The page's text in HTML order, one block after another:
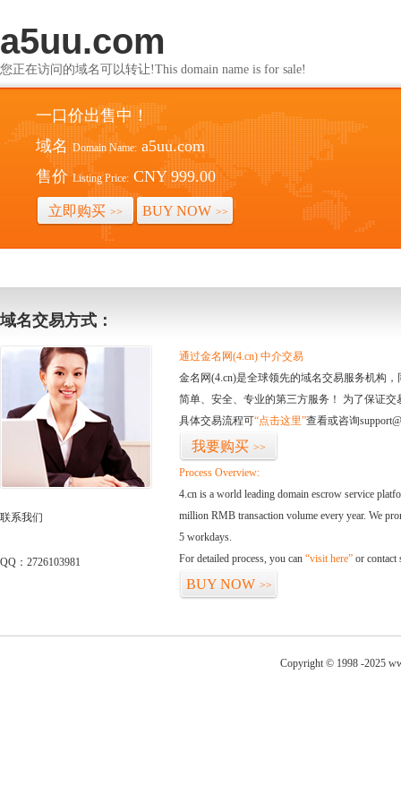
a5uu.com
您正在访问的域名可以转让!This domain name is for sale!
一口价出售中！
域名 Domain Name: a5uu.com
售价 Listing Price: CNY 999.00
立即购买 >> BUY NOW >>
域名交易方式：
联系我们
QQ：2726103981
通过金名网(4.cn) 中介交易
金名网(4.cn)是全球领先的域名交易服务机构
简单、安全、专业的第三方服务！ 为了保证
具体交易流程可“点击这里”查看或咨询
我要购买 >>
Process Overview:
4.cn is a world leading domain escrow service
million RMB transaction volume every year. We
5 workdays.
For detailed process, you can “visit here” or contact
BUY NOW >>
Copyright © 1998 -2025